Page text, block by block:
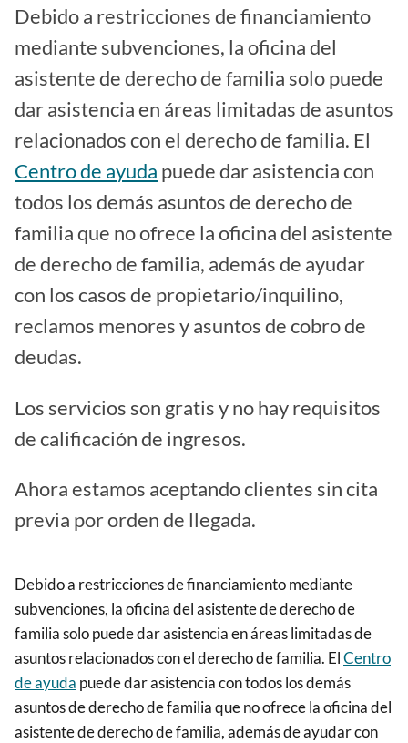
Debido a restricciones de financiamiento
mediante subvenciones, la oficina del
asistente de derecho de familia solo puede
dar asistencia en áreas limitadas de asuntos
relacionados con el derecho de familia. El
Centro de ayuda puede dar asistencia con
todos los demás asuntos de derecho de
familia que no ofrece la oficina del asistente
de derecho de familia, además de ayudar
con los casos de propietario/inquilino,
reclamos menores y asuntos de cobro de
deudas.
Los servicios son gratis y no hay requisitos
de calificación de ingresos.
Ahora estamos aceptando clientes sin cita
previa por orden de llegada.
Debido a restricciones de financiamiento mediante
subvenciones, la oficina del asistente de derecho de
familia solo puede dar asistencia en áreas limitadas de
asuntos relacionados con el derecho de familia. ElCentro
de ayuda puede dar asistencia con todos los demás
asuntos de derecho de familia que no ofrece la oficina del
asistente de derecho de familia, además de ayudar con